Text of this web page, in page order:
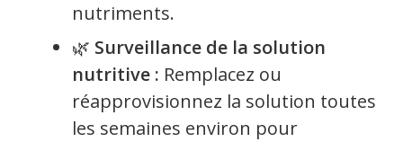
nutriments.
🌿 Surveillance de la solution
nutritive : Remplacez ou
réapprovisionnez la solution toutes
les semaines environ pour